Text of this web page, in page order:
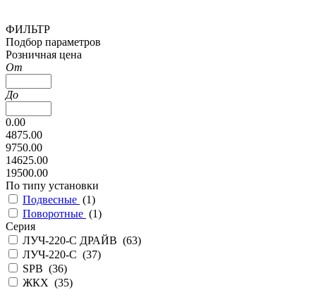
ФИЛЬТР
Подбор параметров
Розничная цена
От
До
0.00
4875.00
9750.00
14625.00
19500.00
По типу установки
Подвесные (1)
Поворотные (1)
Серия
ЛУЧ-220-С ДРАЙВ (63)
ЛУЧ-220-С (37)
SPB (36)
ЖКХ (35)